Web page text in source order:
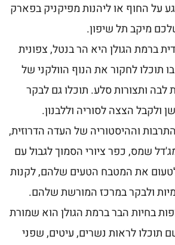
על החוף או ליהנות מפיקניק בפארק
מיקב תל שיפון.
ברמת הגולן היא הר בנטל, צפונית
תוכלו לחקור את הנוף הוולקני של
ותצורות סלע. תוכלו גם לבקר
ולקבל הצצה לסוריה וללבנון.
וההיסטוריה של העדה הדרוזית,
שמס, כפר ציורי הסמוך לגבול עם
את המטבח הטעים שלהם, לקנות
ולבקר במרכז המורשת שלהם.
בחיות הבר ברמת הגולן הוא שמורת
תוכלו לראות נשרים, עיטים, שפני